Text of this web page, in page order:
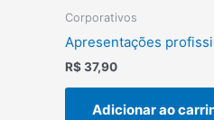
Corporativos
Apresentações
R$37,90
Adicionar ao